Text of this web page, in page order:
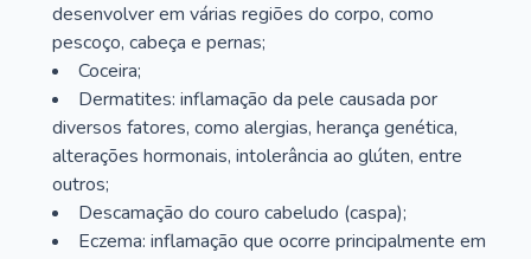
desenvolver em várias regiões do corpo, como
pescoço, cabeça e pernas;
Coceira;
Dermatites: inflamação da pele causada por
diversos fatores, como alergias, herança genética,
alterações hormonais, intolerância ao glúten, entre
outros;
Descamação do couro cabeludo (caspa);
Eczema: inflamação que ocorre principalmente em